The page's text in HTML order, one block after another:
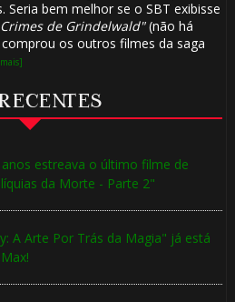
Seria bem melhor se o SBT exibisse
de Grindelwald"(não há
os outros filmes da saga
estreava o último filme de
da Morte - Parte 2"
A Arte Por Trás da Magia" já está